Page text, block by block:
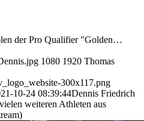
der Pro Qualifier "Golden…
1080 1920 Thomas
300x117.png
10-24 08:39:44Dennis Friedrich
weiteren Athleten aus